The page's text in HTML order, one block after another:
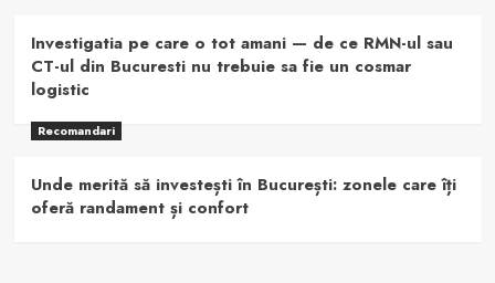
Investigatia pe care o tot amani — de ce RMN-ul sau
CT-ul din Bucuresti nu trebuie sa fie un cosmar
logistic
Recomandari
Unde merită să investești în București: zonele care îți
oferă randament și confort